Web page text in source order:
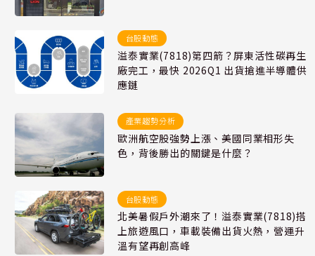
台股動態
溢泰實業(7818)第四箭？屏東活性碳再生
廠完工，最快 2026Q1 出貨搶進半導體供
應鏈
產業趨勢分析
歐洲航空股強勢上漲、美國同業相形失
色，背後勝出的關鍵是什麼？
台股動態
北美暑假戶外潮來了！溢泰實業(7818)搭
上旅遊風口，車載裝備出貨火熱，營運升
溫有望再創高峰